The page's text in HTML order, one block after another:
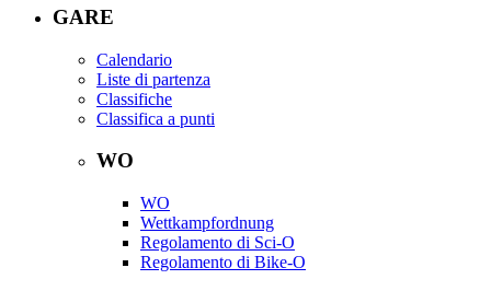
GARE
Calendario
Liste di partenza
Classifiche
Classifica a punti
WO
WO
Wettkampfordnung
Regolamento di Sci-O
Regolamento di Bike-O